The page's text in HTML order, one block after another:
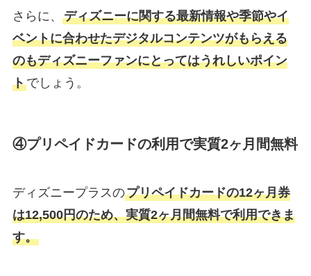
さらに、 ディズニーに関する最新情報や季節やイ
ベントに合わせたデジタルコンテンツがもらえる
のもディズニーファンにとってはうれしいポイン
トでしょう。
④プリペイドカードの利用で実質2ヶ月間無料
ディズニープラスのプリペイドカードの12ヶ月券
は12,500円のため、実質2ヶ月間無料で利用できま
す。